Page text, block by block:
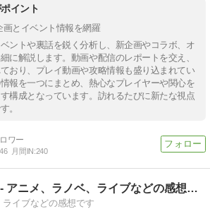
イント
画とイベント情報を網羅
ントや裏話を鋭く分析し、新企画やコラボ、オ
に解説します。動画や配信のレポートを交え、
おり、プレイ動画や攻略情報も盛り込まれてい
報を一つにまとめ、熱心なプレイヤーや関心を
構成となっています。訪れるたびに新たな視点
。
月間IN:240
日々、アニメ - アニメ、ラノベ、ライブなどの感想です
イブなどの感想です